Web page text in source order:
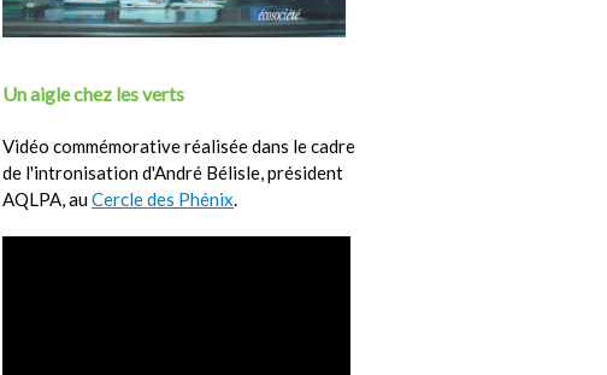
Un aigle chez les verts
Vidéo commémorative réalisée dans le cadre
de l'intronisation d'André Bélisle, président
AQLPA, auCercle des Phénix.